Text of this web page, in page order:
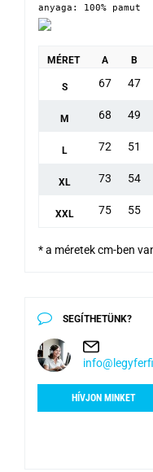
anyaga: 100% pamut
MÉRET A B
S 67 47
M 68 49
L 72 51
XL 73 54
XXL 75 55
* a méretek cm-ben
SEGÍTHETÜNK?
HÍVJON MINKET